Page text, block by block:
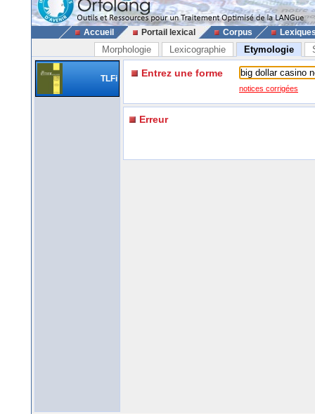
Accueil Portail lexical Corpus
Morphologie Lexicographie Etymologie
TLFi Entrez une forme
notices corrigées
Erreur